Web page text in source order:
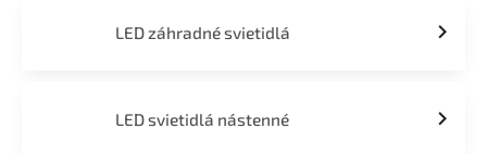
LED záhradné svietidlá
LED svietidlá nástenné